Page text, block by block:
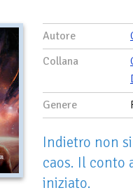
Autore
Collana
Genere
Indietro non
caos. Il conto
iniziato.